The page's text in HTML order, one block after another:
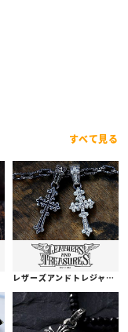
すべて見る
レザーズアンドトレジャーズ